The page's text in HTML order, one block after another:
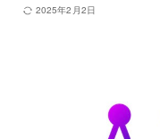
2025年2月2日